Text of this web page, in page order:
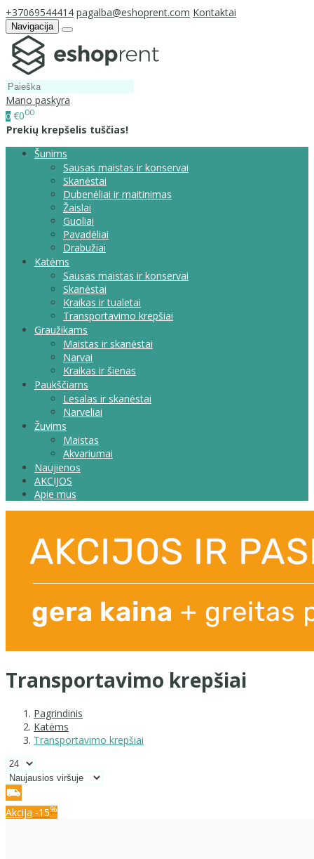
+37069544414 pagalba@eshoprent.com Kontaktai
Navigacija
Mano paskyra
0 €000
Prekių krepšelis tuščias!
Šunims
Sausas maistas ir konservai
Skanėstai
Dubenėliai ir maitinimas
Žaislai
Guoliai
Pavadėliai
Drabužiai
Katėms
Sausas maistas ir konservai
Skanėstai
Kraikas ir tualetai
Transportavimo krepšiai
Graužikams
Maistas ir skanėstai
Narvai
Kraikas ir šienas
Paukščiams
Lesalas ir skanėstai
Narveliai
Žuvims
Maistas
Akvariumai
Naujienos
AKCIJOS
Apie mus
Transportavimo krepšiai
Pagrindinis
Katėms
Transportavimo krepšiai
Akcija -15%